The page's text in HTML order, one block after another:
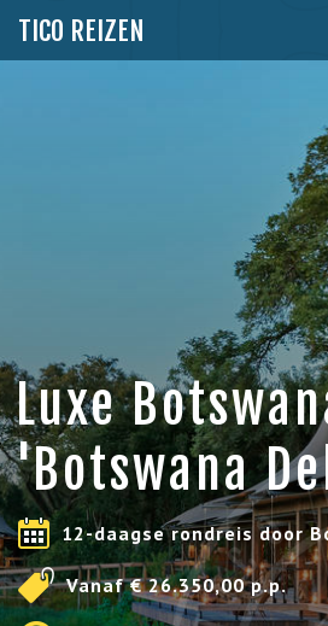
TICO REIZEN
Luxe
'Botswana
12-daagse rondreis door
Vanaf € 26.350,00 p.p.